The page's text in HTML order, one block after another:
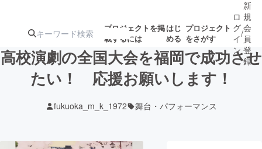
プロジェクトを掲
載するには
はじ
める
プロジェクト
をさがす
ターン
注目の新着プロ
ジェクト
募集終了が近いプ
ロジェクト
されます
ロ
グ
イ
ン
/
新
規
会
員
登
録
高校演劇の全国大会を福岡で成功させ
たい！ 応援お願いします！
fukuoka_m_k_1972 舞台・パフォーマンス